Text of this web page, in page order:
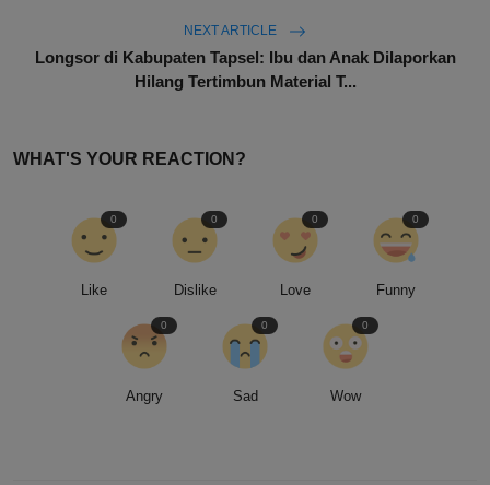
NEXT ARTICLE
Longsor di Kabupaten Tapsel: Ibu dan Anak Dilaporkan
Hilang Tertimbun Material T...
WHAT'S YOUR REACTION?
Like
0
Dislike
0
Love
0
Funny
0
Angry
0
Sad
0
Wow
0